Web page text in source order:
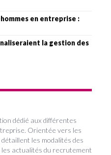
en entreprise :
la gestion des
dédié aux différentes
Orientée vers les
les modalités des
actualités du recrutement